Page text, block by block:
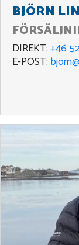
BJÖRN
DIREKT:+46
E-POST: